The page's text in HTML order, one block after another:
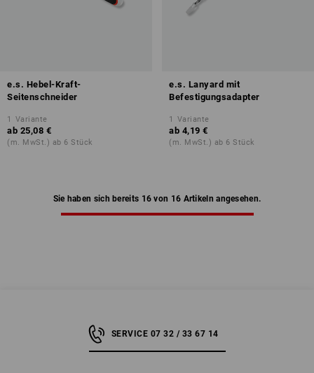
e.s. Hebel-Kraft-
Seitenschneider
1 Variante
ab 25,08 €
(m. MwSt.) ab 6 Stück
e.s. Lanyard mit
Befestigungsadapter
1 Variante
ab 4,19 €
(m. MwSt.) ab 6 Stück
Sie haben sich bereits 16 von 16 Artikeln angesehen.
SERVICE 07 32 / 33 67 14